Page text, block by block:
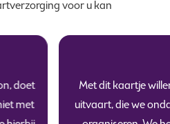
voor u kan
jullie bedanken voor de fijne
deze rare tijd hebben kunnen